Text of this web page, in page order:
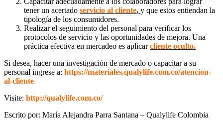
tener un acertado servicio al cliente, y que estos entiendan la
tipología de los consumidores.
Realizar el seguimiento del personal para verificar los
protocolos de servicio y las oportunidades de mejora. Una
práctica efectiva en mercadeo es aplicarcliente oculto.
Si desea, hacer una investigación de mercado o capacitar a su
personal ingrese a: https://materiales.qualylife.com.co/atencion-
al-cliente
Visite: http://qualylife.com.co/
Escrito por: María Alejandra Parra Santana – Qualylife Colombia